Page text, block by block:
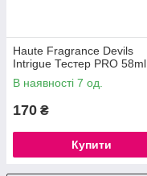
Haute Fragrance Devils
Intrigue Тестер PRO 58ml
В наявності 7 од.
170 ₴
Купити